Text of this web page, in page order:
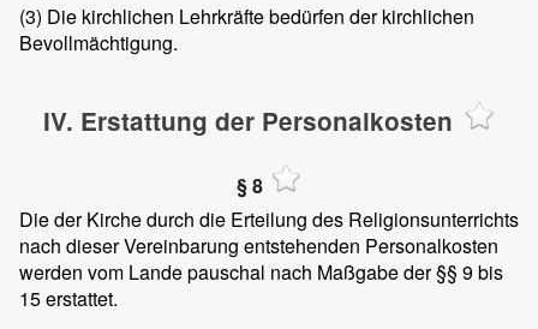
(3) Die kirchlichen Lehrkräfte bedürfen der kirchlichen
Bevollmächtigung.
IV. Erstattung der Personalkosten
§ 8
Die der Kirche durch die Erteilung des Religionsunterrichts
nach dieser Vereinbarung entstehenden Personalkosten
werden vom Lande pauschal nach Maßgabe der §§ 9 bis
15 erstattet.